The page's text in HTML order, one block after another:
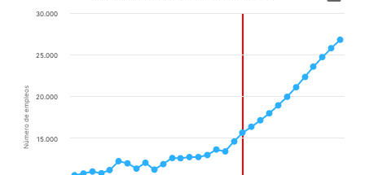
Número de empleos 15.000
20.000
25.000
30.000